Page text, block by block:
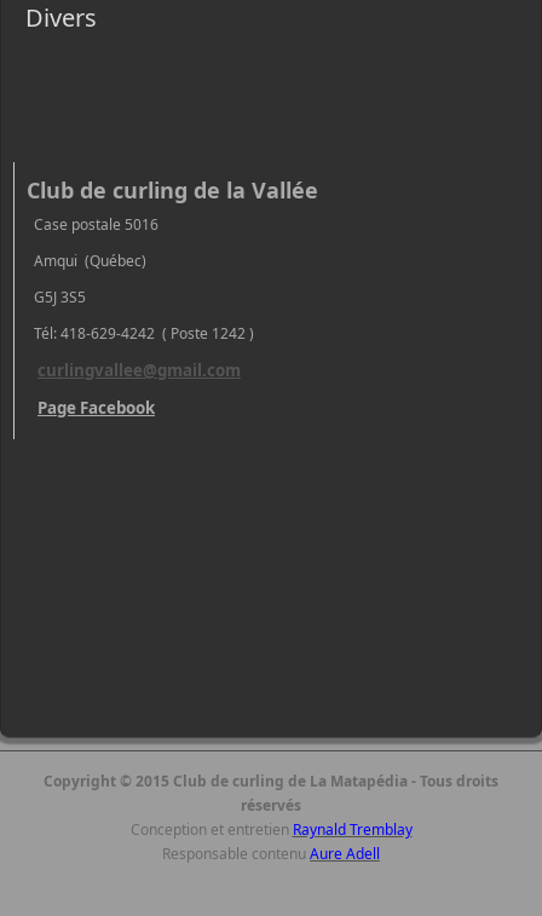
Divers
Club de curling de la Vallée
Case postale 5016
Amqui (Québec)
G5J 3S5
Tél: 418-629-4242 ( Poste 1242 )
curlingvallee@gmail.com
Page Facebook
Copyright © 2015 Club de curling de La Matapédia - Tous droits
réservés
Conception et entretien Raynald Tremblay
Responsable contenu Aure Adell